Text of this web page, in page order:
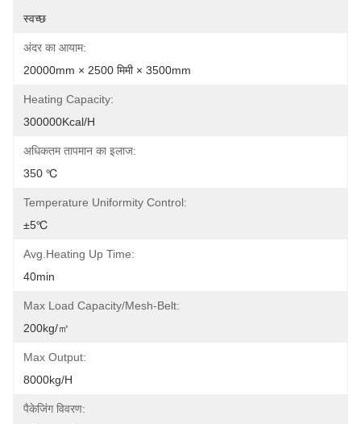
स्वच्छ
अंदर का आयाम:
20000mm × 2500 मिमी × 3500mm
Heating Capacity:
300000Kcal/h
अधिकतम तापमान का इलाज:
350 ℃
Temperature Uniformity Control:
±5℃
Avg.heating Up Time:
40min
Max Load Capacity/mesh-Belt:
200kg/㎡
Max Output:
8000kg/h
पैकेजिंग विवरण: